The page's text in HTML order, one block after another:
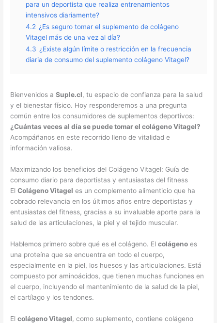
para un deportista que realiza entrenamientos
intensivos diariamente?
4.2 ¿Es seguro tomar el suplemento de colágeno
Vitagel más de una vez al día?
4.3 ¿Existe algún límite o restricción en la frecuencia
diaria de consumo del suplemento colágeno Vitagel?
Bienvenidos aSuple.cl, tu espacio de confianza para la salud
y el bienestar físico. Hoy responderemos a una pregunta
común entre los consumidores de suplementos deportivos:
¿Cuántas veces al día se puede tomar el colágeno Vitagel?
Acompáñanos en este recorrido lleno de vitalidad e
información valiosa.
Maximizando los beneficios del Colágeno Vitagel: Guía de
consumo diario para deportistas y entusiastas del fitness
ElColágeno Vitagel es un complemento alimenticio que ha
cobrado relevancia en los últimos años entre deportistas y
entusiastas del fitness, gracias a su invaluable aporte para la
salud de las articulaciones, la piel y el tejido muscular.
Hablemos primero sobre qué es el colágeno. Elcolágeno es
una proteína que se encuentra en todo el cuerpo,
especialmente en la piel, los huesos y las articulaciones. Está
compuesto por aminoácidos, que tienen muchas funciones en
el cuerpo, incluyendo el mantenimiento de la salud de la piel,
el cartílago y los tendones.
Elcolágeno Vitagel, como suplemento, contiene colágeno